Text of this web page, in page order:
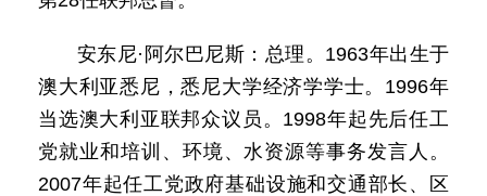
安东尼·阿尔巴尼斯：总理。1963年出生于
澳大利亚悉尼，悉尼大学经济学学士。1996年
当选澳大利亚联邦众议员。1998年起先后任工
党就业和培训、环境、水资源等事务发言人。
2007年起任工党政府基础设施和交通部长、区